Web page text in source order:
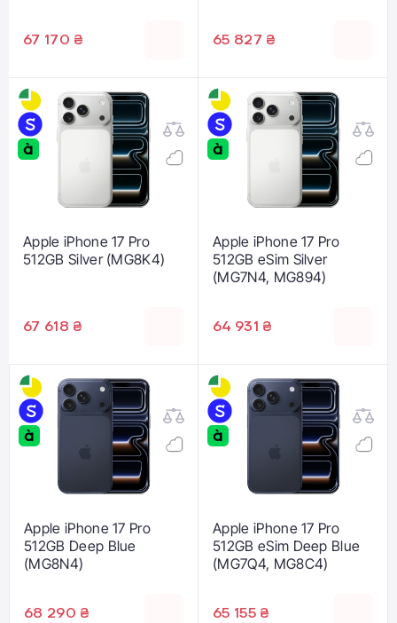
67 170 ₴
65 827 ₴
Apple iPhone 17 Pro
512GB Silver (MG8K4)
67 618 ₴
Apple iPhone 17 Pro
512GB eSim Silver
(MG7N4, MG894)
64 931 ₴
Apple iPhone 17 Pro
512GB Deep Blue
(MG8N4)
68 290 ₴
Apple iPhone 17 Pro
512GB eSim Deep Blue
(MG7Q4, MG8C4)
65 155 ₴